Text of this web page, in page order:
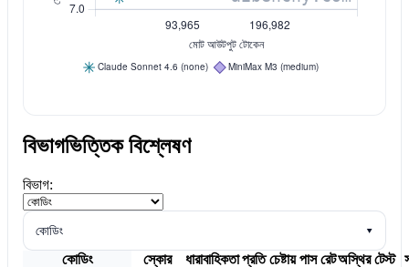
বিভাগভিত্তিক বিশ্লেষণ
বিভাগ:
কোডিং ▾
কোডিং স্কোর ধারাবাহিকতা প্রতি চেষ্টায় পাস রেটঅস্থির টেস্ট